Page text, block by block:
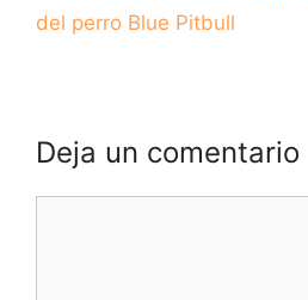
del perro Blue Pitbull
Deja un comentario